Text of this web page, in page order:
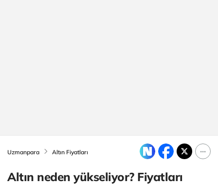
Uzmanpara Altın Fiyatları
Altın neden yükseliyor? Fiyatları